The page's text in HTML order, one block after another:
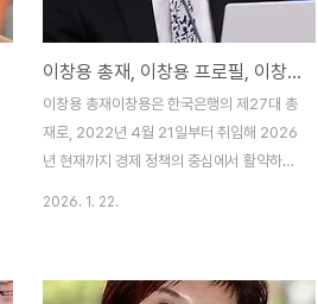
이창용 총재, 이창용 프로필, 이창용 나이, 이창용 임기, 이창용 환율
이창용 총재이창용은 한국은행의 제27대 총
재로, 2022년 4월 21일부터 취임해 2026
년 현재까지 경제 정책의 중심에서 활약하고
2026. 1. 22.